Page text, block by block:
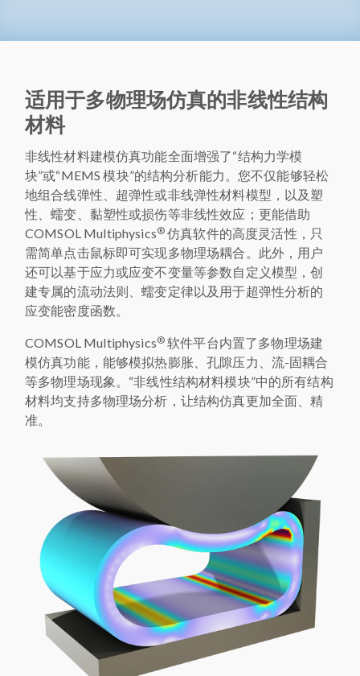
适用于多物理场仿真的非线性结构
材料
非线性材料建模仿真功能全面增强了“结构力学模
块”或“MEMS 模块”的结构分析能力。您不仅能够轻松
地组合线弹性、超弹性或非线弹性材料模型，以及塑
性、蠕变、黏塑性或损伤等非线性效应；更能借助
COMSOL Multiphysics® 仿真软件的高度灵活性，只
需简单点击鼠标即可实现多物理场耦合。此外，用户
还可以基于应力或应变不变量等参数自定义模型，创
建专属的流动法则、蠕变定律以及用于超弹性分析的
应变能密度函数。
COMSOL Multiphysics® 软件平台内置了多物理场建
模仿真功能，能够模拟热膨胀、孔隙压力、流-固耦合
等多物理场现象。“非线性结构材料模块”中的所有结构
材料均支持多物理场分析，让结构仿真更加全面、精
准。